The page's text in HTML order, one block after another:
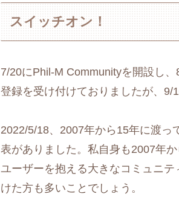
スイッチオン！
7/20にPhil-M Communityを開設し
登録を受け付けておりましたが、9/
2022/5/18、2007年から15年に渡っ
表がありました。私自身も2007年
ユーザーを抱える大きなコミュニ
けた方も多いことでしょう。